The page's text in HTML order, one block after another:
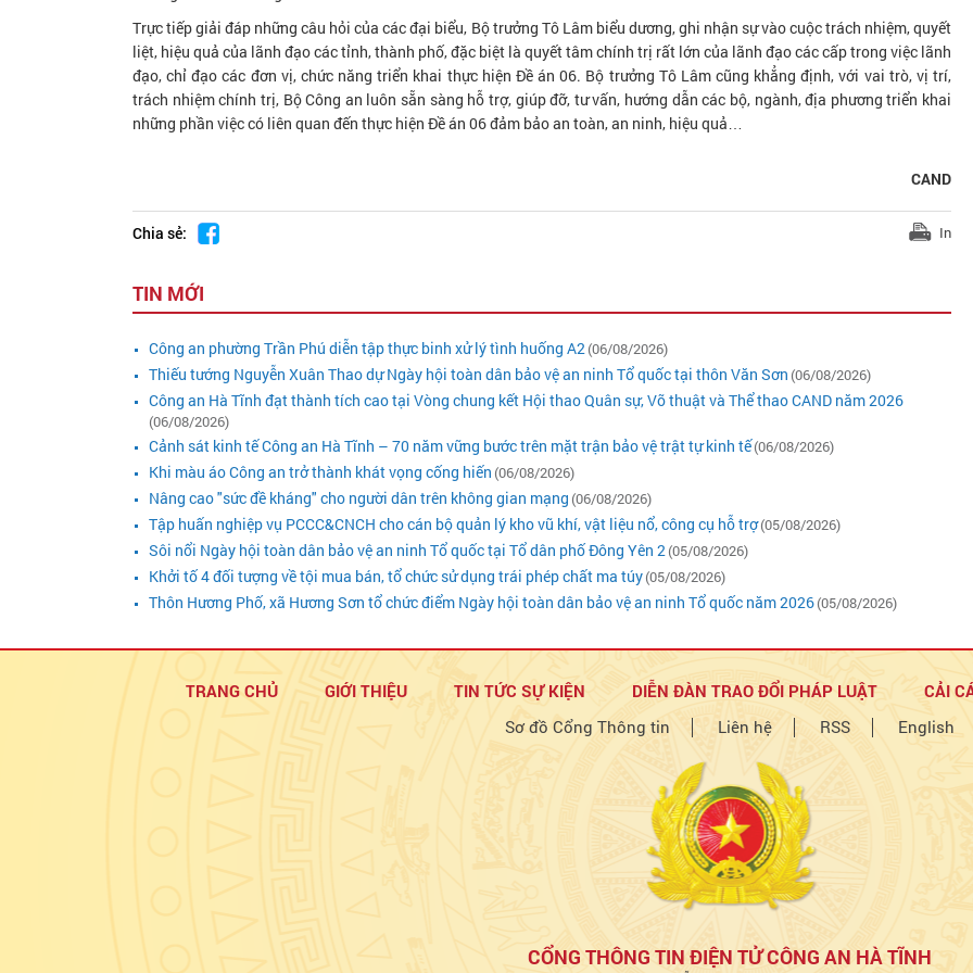
Trực tiếp giải đáp những câu hỏi của các đại biểu, Bộ trưởng Tô Lâm biểu dương, ghi nhận sự vào cuộc trách nhiệm, quyết
liệt, hiệu quả của lãnh đạo các tỉnh, thành phố, đặc biệt là quyết tâm chính trị rất lớn của lãnh đạo các cấp trong việc lãnh
đạo, chỉ đạo các đơn vị, chức năng triển khai thực hiện Đề án 06. Bộ trưởng Tô Lâm cũng khẳng định, với vai trò, vị trí,
trách nhiệm chính trị, Bộ Công an luôn sẵn sàng hỗ trợ, giúp đỡ, tư vấn, hướng dẫn các bộ, ngành, địa phương triển khai
những phần việc có liên quan đến thực hiện Đề án 06 đảm bảo an toàn, an ninh, hiệu quả…
CAND
Chia sẻ: In
TIN MỚI
Công an phường Trần Phú diễn tập thực binh xử lý tình huống A2(06/08/2026)
Thiếu tướng Nguyễn Xuân Thao dự Ngày hội toàn dân bảo vệ an ninh Tổ quốc tại thôn Văn Sơn (06/08/2026)
Công an Hà Tĩnh đạt thành tích cao tại Vòng chung kết Hội thao Quân sự, Võ thuật và Thể thao CAND năm 2026
(06/08/2026)
Cảnh sát kinh tế Công an Hà Tĩnh – 70 năm vững bước trên mặt trận bảo vệ trật tự kinh tế(06/08/2026)
Khi màu áo Công an trở thành khát vọng cống hiến (06/08/2026)
Nâng cao "sức đề kháng" cho người dân trên không gian mạng (06/08/2026)
Tập huấn nghiệp vụ PCCC&CNCH cho cán bộ quản lý kho vũ khí, vật liệu nổ, công cụ hỗ trợ(05/08/2026)
Sôi nổi Ngày hội toàn dân bảo vệ an ninh Tổ quốc tại Tổ dân phố Đông Yên 2(05/08/2026)
Khởi tố 4 đối tượng về tội mua bán, tổ chức sử dụng trái phép chất ma túy(05/08/2026)
Thôn Hương Phố, xã Hương Sơn tổ chức điểm Ngày hội toàn dân bảo vệ an ninh Tổ quốc năm 2026(05/08/2026)
TRANG CHỦ GIỚI THIỆU TIN TỨC SỰ KIỆN DIỄN ĐÀN TRAO ĐỔI PHÁP LUẬT CẢI
Sơ đồ Cổng Thông tin
Liên hệ RSS English
CỔNG THÔNG TIN ĐIỆN TỬ CÔNG AN HÀ TĨNH